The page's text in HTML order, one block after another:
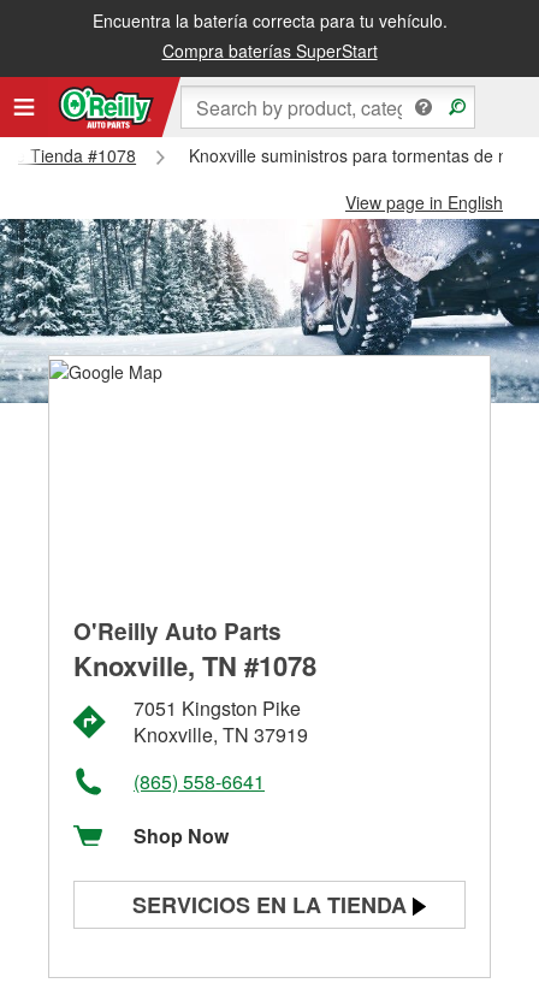
Encuentra la batería correcta para tu vehículo.
Compra baterías SuperStart
Tienda #1078
Knoxville suministros para tormentas de
View page in English
O'Reilly Auto Parts
Knoxville, TN #1078
7051 Kingston Pike
Knoxville, TN 37919
(865) 558-6641
Shop Now
SERVICIOS EN LA TIENDA